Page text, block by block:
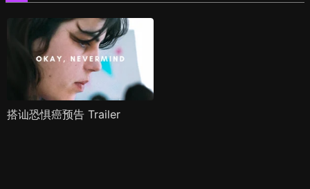
搭讪恐惧癌预告 Trailer